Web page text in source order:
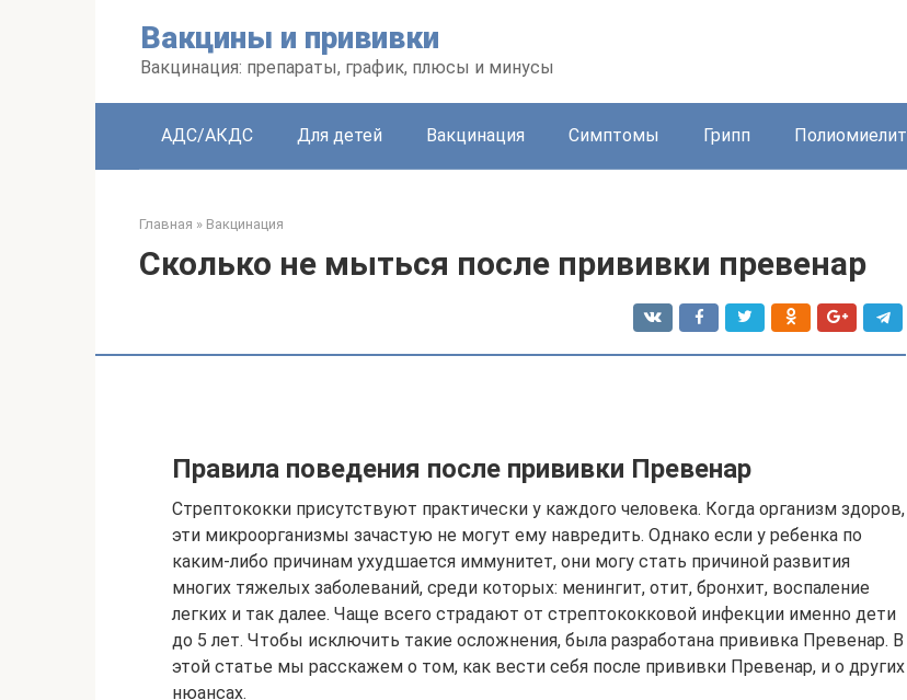
Вакцины и прививки
Вакцинация: препараты, график, плюсы и минусы
АДС/АКДС Для детей Вакцинация Симптомы Грипп Полиомиелит
Главная » Вакцинация
Сколько не мыться после прививки превенар
Правила поведения после прививки Превенар
Стрептококки присутствуют практически у каждого человека. Когда организм здоров,
эти микроорганизмы зачастую не могут ему навредить. Однако если у ребенка по
каким-либо причинам ухудшается иммунитет, они могу стать причиной развития
многих тяжелых заболеваний, среди которых: менингит, отит, бронхит, воспаление
легких и так далее. Чаще всего страдают от стрептококковой инфекции именно дети
до 5 лет. Чтобы исключить такие осложнения, была разработана прививка Превенар. В
этой статье мы расскажем о том, как вести себя после прививки Превенар, и о других
нюансах.